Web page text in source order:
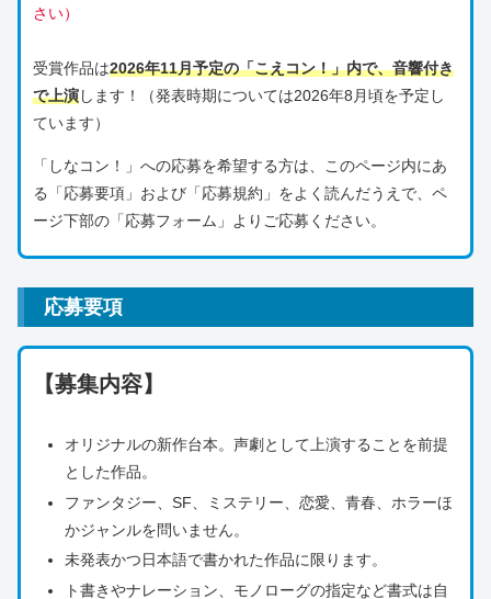
さい）
受賞作品は2026年11月予定の「こえコン！」内で、音響付き
で上演します！（発表時期については2026年8月頃を予定し
ています）
「しなコン！」への応募を希望する方は、このページ内にあ
る「応募要項」および「応募規約」をよく読んだうえで、ペ
ージ下部の「応募フォーム」よりご応募ください。
応募要項
【募集内容】
オリジナルの新作台本。声劇として上演することを前提
とした作品。
ファンタジー、SF、ミステリー、恋愛、青春、ホラーほ
かジャンルを問いません。
未発表かつ日本語で書かれた作品に限ります。
ト書きやナレーション、モノローグの指定など書式は自